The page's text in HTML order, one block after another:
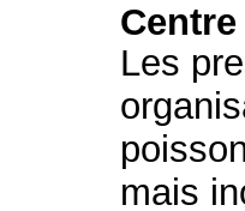
Les
mais